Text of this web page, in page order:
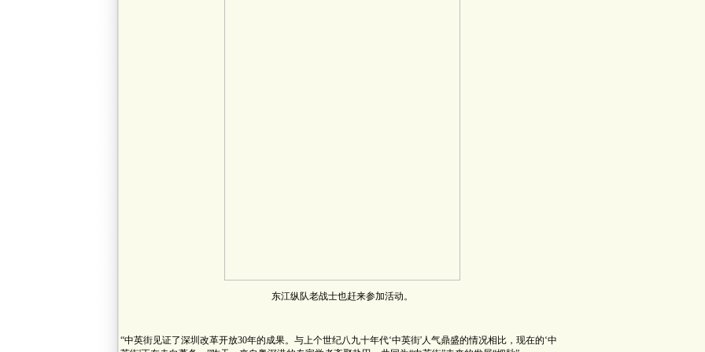
东江纵队老战士也赶来参加活动。
“中英街见证了深圳改革开放30年的成果。与上个世纪八九十年代‘中英街'人气鼎盛的情况相比，现在的‘中